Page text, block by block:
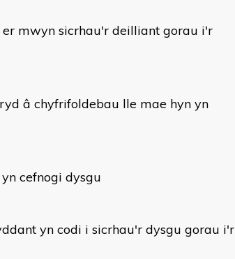
er mwyn sicrhau'r deilliant gorau i'r
â chyfrifoldebau lle mae hyn yn
cefnogi dysgu
yn codi i sicrhau'r dysgu gorau i'r